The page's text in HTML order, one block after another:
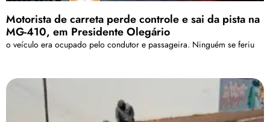
Motorista de carreta perde controle e sai da pista na
MG-410, em Presidente Olegário
o veículo era ocupado pelo condutor e passageira. Ninguém se feriu